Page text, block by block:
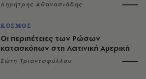
Δημήτρης Αθανασιάδης
ΚΟΣΜΟΣ
Οι περιπέτειες των Ρώσων
κατασκόπων στη Λατινική Αμερική
Σώτη Τριανταφύλλου